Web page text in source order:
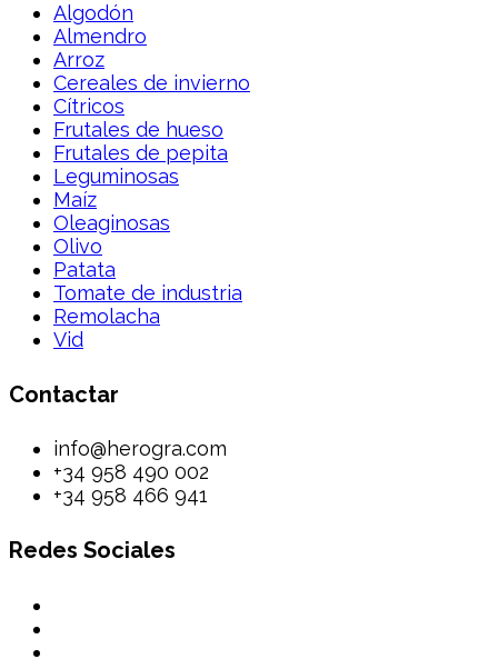
Algodón
Almendro
Arroz
Cereales de invierno
Cítricos
Frutales de hueso
Frutales de pepita
Leguminosas
Maíz
Oleaginosas
Olivo
Patata
Tomate de industria
Remolacha
Vid
Contactar
info@herogra.com
+34 958 490 002
+34 958 466 941
Redes Sociales